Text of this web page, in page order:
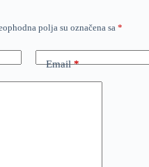
polja su označena sa *
Email*